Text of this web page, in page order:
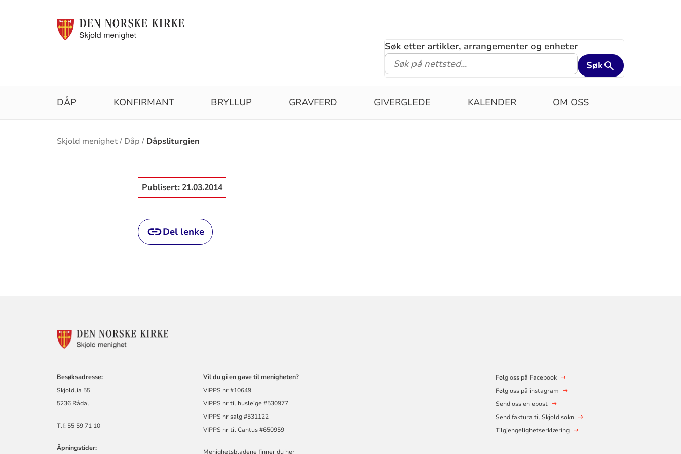
Søk etter artikler, arrangementer og enheter
Søk
DÅP KONFIRMANT BRYLLUP GRAVFERD GIVERGLEDE KALENDER OM OSS
Brødsmulesti
Skjold menighet Dåp Dåpsliturgien
Publisert: 21.03.2014
Del lenke
KONTAKTINFORMASJON
Besøksadresse:
Skjoldlia 55
5236 Rådal
Tlf: 55 59 71 10
Åpningstider:
Vil du gi en gave til menigheten?
VIPPS nr #10649
VIPPS nr til husleige #530977
VIPPS nr salg #531122
VIPPS nr til Cantus #650959
Menighetsbladene finner du her
Følg oss på Facebook
Følg oss på instagram
Send oss en epost
Send faktura til Skjold sokn
Tilgjengelighetserklæring